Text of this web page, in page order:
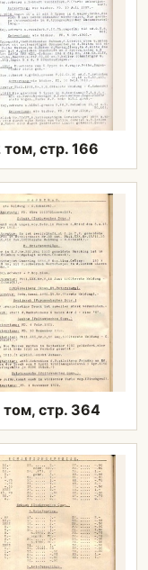
том, стр. 166
том, стр. 364